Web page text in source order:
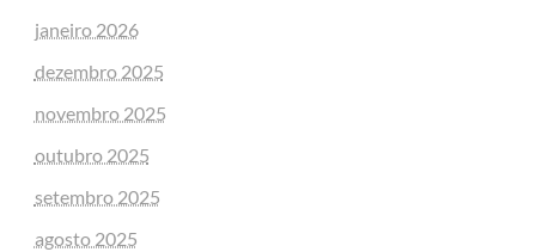
janeiro 2026
dezembro 2025
novembro 2025
outubro 2025
setembro 2025
agosto 2025